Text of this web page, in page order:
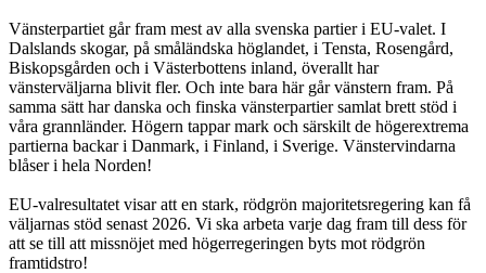
Vänsterpartiet går fram mest av alla svenska partier i EU-valet. I
Dalslands skogar, på småländska höglandet, i Tensta, Rosengård,
Biskopsgården och i Västerbottens inland, överallt har
vänsterväljarna blivit fler. Och inte bara här går vänstern fram. På
samma sätt har danska och finska vänsterpartier samlat brett stöd i
våra grannländer. Högern tappar mark och särskilt de högerextrema
partierna backar i Danmark, i Finland, i Sverige. Vänstervindarna
blåser i hela Norden!
EU-valresultatet visar att en stark, rödgrön majoritetsregering kan få
väljarnas stöd senast 2026. Vi ska arbeta varje dag fram till dess för
att se till att missnöjet med högerregeringen byts mot rödgrön
framtidstro!